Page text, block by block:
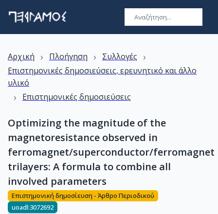
Αρχική › Πλοήγηση › Συλλογές ›
Επιστημονικές δημοσιεύσεις, ερευνητικό και άλλο
υλικό
› Επιστημονικές δημοσιεύσεις
Optimizing the magnitude of the
magnetoresistance observed in
ferromagnet/superconductor/ferromagnet
trilayers: A formula to combine all
involved parameters
Επιστημονική δημοσίευση - Άρθρο Περιοδικού
uoadl:3072692